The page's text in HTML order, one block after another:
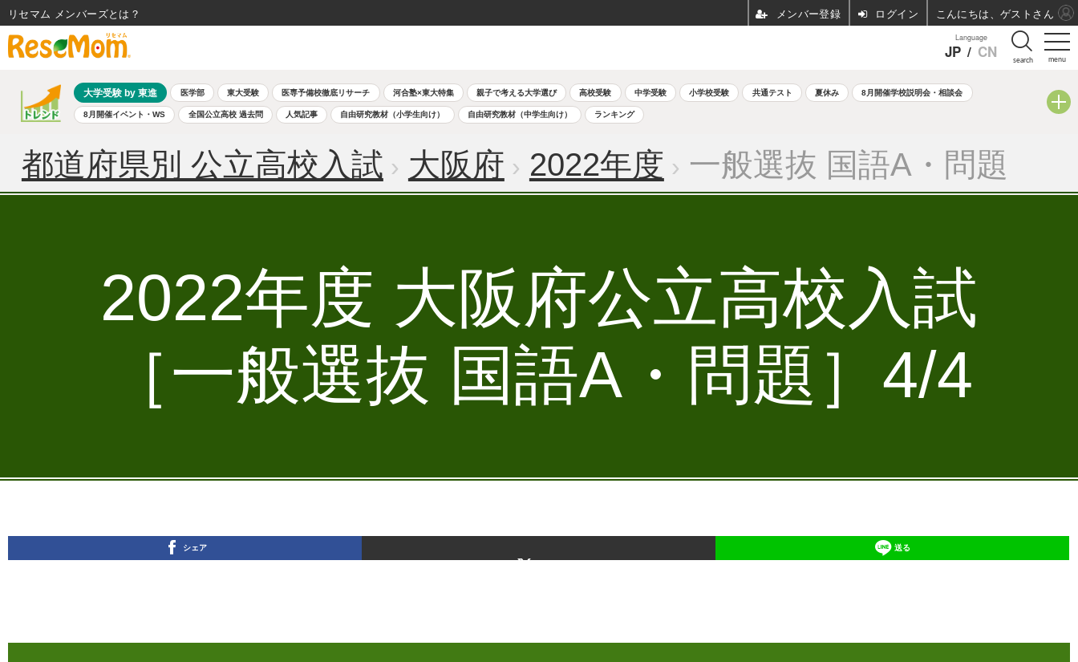
menu
Language
JP / CN search
大学受験 by 東進 医学部 東大受験 医専予備校徹底リサーチ 河合塾×東大特集 親子で考える大学選び 高校受験 中学受験 小学校受験 共通テスト 夏休み 8月開催学校説明会・相談会
8月開催イベント・WS 全国公立高校 過去問 人気記事 自由研究教材（小学生向け） 自由研究教材（中学生向け） ランキング
都道府県別 公立高校入試 大阪府 2022年度 一般選抜 国語A・問題
2022年度 大阪府公立高校入試
［一般選抜 国語A・問題］4/4
シェア 送る
リセマム メンバーズ ログイン こんにちは、ゲストさん